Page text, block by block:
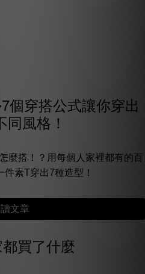
個穿搭公式讓你穿出
同風格！
麼搭！？用每個人家裡都有的百
素T穿出7種造型！
文章
買了什麼